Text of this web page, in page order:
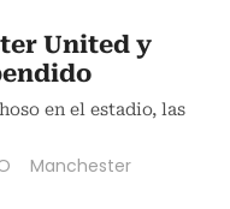
United y
en el estadio, las
Manchester